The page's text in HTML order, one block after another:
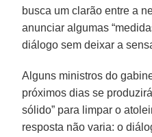
busca um clarão entre a
anunciar algumas
diálogo sem deixar a
Alguns ministros do
próximos dias se
sólido” para limpar o
resposta não varia: o